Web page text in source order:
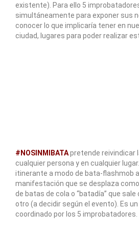
existente). Para ello 5
simultáneamente para exponer sus
conocer lo que implicaría tener en
ciudad, lugares para poder realizar
#NOSINMIBATApretende reivindicar
cualquier persona y en cualquier
itinerante a modo de bata-flashmob
manifestación que se desplaza
de batas de cola o “batadía” que sale
otro (a decidir según el evento). Es
coordinado por los 5 improbatadores.